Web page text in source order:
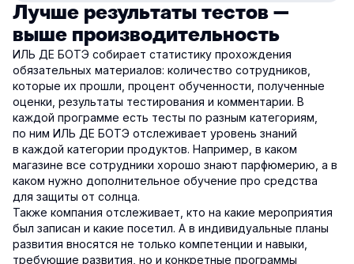
Лучше результаты тестов —
выше производительность
ИЛЬ ДЕ БОТЭ собирает статистику прохождения
обязательных материалов: количество сотрудников,
которые их прошли, процент обученности, полученные
оценки, результаты тестирования и комментарии. В
каждой программе есть тесты по разным категориям,
по ним ИЛЬ ДЕ БОТЭ отслеживает уровень знаний
в каждой категории продуктов. Например, в каком
магазине все сотрудники хорошо знают парфюмерию, а в
каком нужно дополнительное обучение про средства
для защиты от солнца.
Также компания отслеживает, кто на какие мероприятия
был записан и какие посетил. А в индивидуальные планы
развития вносятся не только компетенции и навыки,
требующие развития, но и конкретные программы